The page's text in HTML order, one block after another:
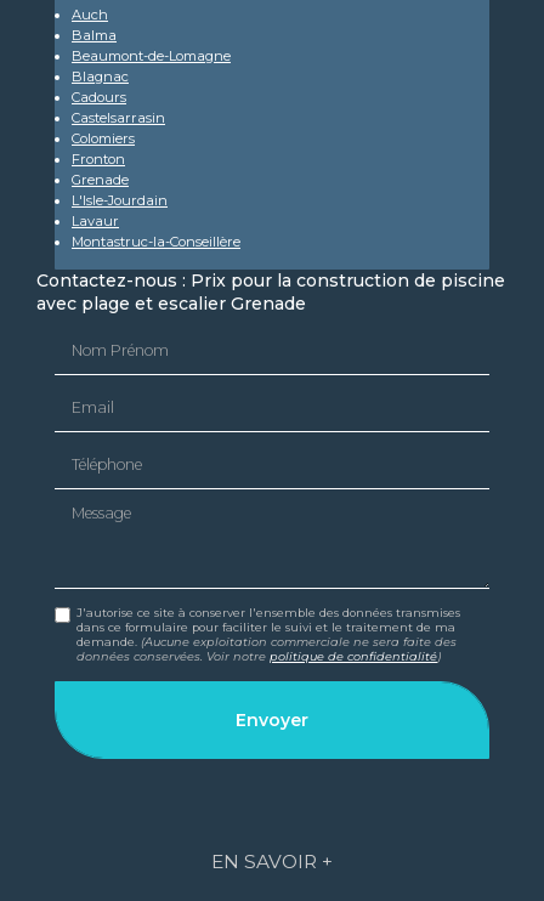
Auch
Balma
Beaumont-de-Lomagne
Blagnac
Cadours
Castelsarrasin
Colomiers
Fronton
Grenade
L'Isle-Jourdain
Lavaur
Montastruc-la-Conseillère
Contactez-nous : Prix pour la construction de piscine
avec plage et escalier Grenade
Message
J'autorise ce site à conserver l'ensemble des données transmises
dans ce formulaire pour faciliter le suivi et le traitement de ma
demande. (Aucune exploitation commerciale ne sera faite des
données conservées. Voir notrepolitique de confidentialité)
EN SAVOIR +